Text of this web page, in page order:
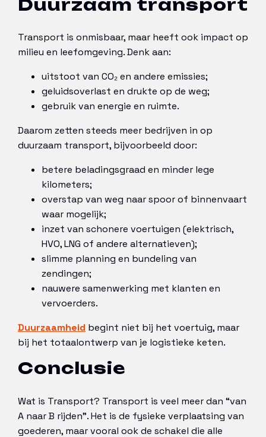
Duurzaam transport
Transport is onmisbaar, maar heeft ook impact op
milieu en leefomgeving. Denk aan:
uitstoot van CO₂ en andere emissies;
geluidsoverlast en drukte op de weg;
gebruik van energie en ruimte.
Daarom zetten steeds meer bedrijven in op
duurzaam transport, bijvoorbeeld door:
betere beladingsgraad en minder lege
kilometers;
overstap van weg naar spoor of binnenvaart
waar mogelijk;
inzet van schonere voertuigen (elektrisch,
HVO, LNG of andere alternatieven);
slimme planning en bundeling van
zendingen;
nauwere samenwerking met klanten en
vervoerders.
Duurzaamheid begint niet bij het voertuig, maar
bij het totaalontwerp van je logistieke keten.
Conclusie
Wat is Transport? Transport is veel meer dan “van
A naar B rijden”. Het is de fysieke verplaatsing van
goederen, maar vooral ook de schakel die alle